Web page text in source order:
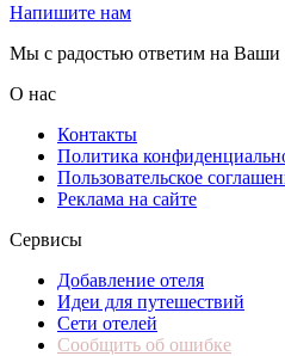
Напишите нам
Мы с радостью ответим на Ваши
О нас
Контакты
Политика
Пользовательское
Реклама на сайте
Сервисы
Добавление отеля
Идеи для путешествий
Сети отелей
Сообщить об ошибке